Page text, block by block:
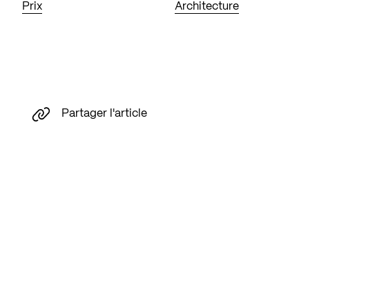
Prix Architecture
Partager l'article